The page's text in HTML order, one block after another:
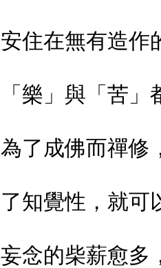
安住在無有造作
「樂」與「苦
為了成佛而禪修
了知覺性，就可
妄念的柴薪愈多